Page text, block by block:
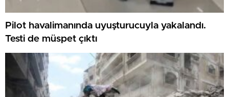
Pilot havalimanında uyuşturucuyla yakalandı.
Testi de müspet çıktı